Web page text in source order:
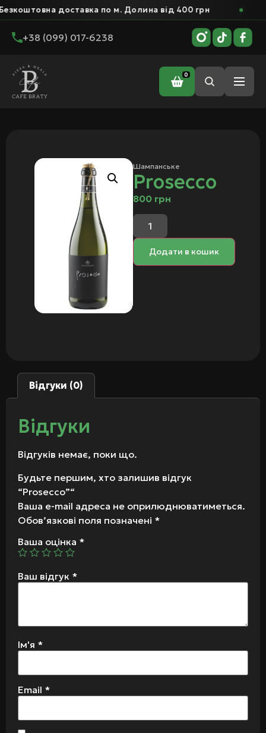
доставка по м. Долина від 400 грн
+38 (099) 017-6238
0
Головна /
Шампанське
Prosecco
800 грн
Додати в кошик
Відгуки (0)
Відгуки
Відгуків немає, поки що.
Будьте першим, хто залишив відгук
“Prosecco”“
Ваша e-mail адреса не оприлюднюватиметься.
Обов’язкові поля позначені *
Ваша оцінка *
Ваш відгук *
Ім'я *
Email *